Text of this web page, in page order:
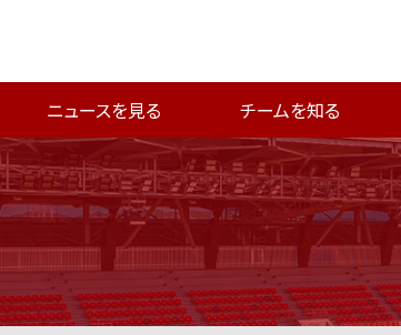
ニュースを見る チームを知る